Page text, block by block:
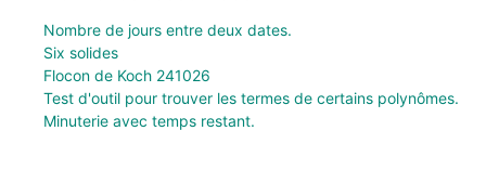
Nombre de jours entre deux dates.
Six solides
Flocon de Koch 241026
Test d'outil pour trouver les termes de certains polynômes.
Minuterie avec temps restant.